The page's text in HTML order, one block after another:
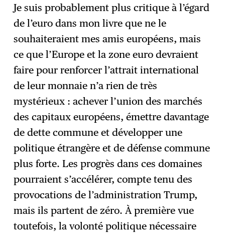
Je suis probablement plus critique à l’égard
de l’euro dans mon livre que ne le
souhaiteraient mes amis européens, mais
ce que l’Europe et la zone euro devraient
faire pour renforcer l’attrait international
de leur monnaie n’a rien de très
mystérieux : achever l’union des marchés
des capitaux européens, émettre davantage
de dette commune et développer une
politique étrangère et de défense commune
plus forte. Les progrès dans ces domaines
pourraient s’accélérer, compte tenu des
provocations de l’administration Trump,
mais ils partent de zéro. À première vue
toutefois, la volonté politique nécessaire